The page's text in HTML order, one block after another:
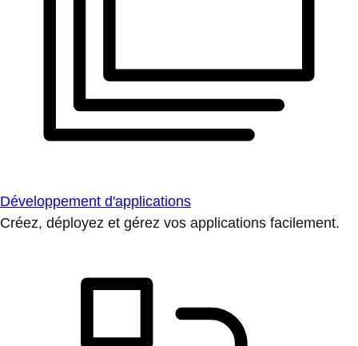
Développement d'applications
Créez, déployez et gérez vos applications facilement.